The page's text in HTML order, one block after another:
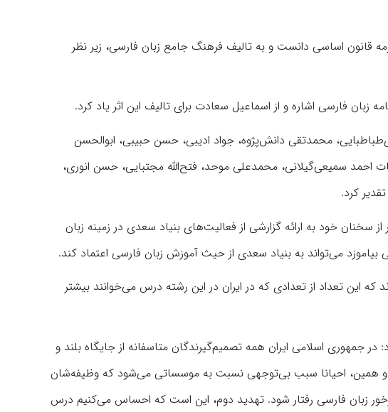
قانون اساسی دانست و به تالیف فرهنگ جامع زبان فارسی، زیر نظر
زبان فارسی اشاره و از اسماعیل سعادت برای تالیف این اثر یاد کرد.
محمدتقی دانش‌پژوه، جواد ادیبی، حسن حبیبی، ابوالحسن
احمد سمیعی‌گیلانی، محمدعلی موحد، فتح‌الله مجتبایی، حسن انوری،
کرد.
خود به ارائه گزارشی از فعالیت‌های بنیاد سعدی در زمینه زبان
می‌تواند به بنیاد سعدی از حیث آموزش زبان فارسی اعتماد کند.
این تعداد از تعدادی که در ایران در این رشته درس می‌خوانند بیشتر
جمهوری اسلامی ایران همه تصمیم‌گیرندگان متاسفانه از جایگاه بلند و
و همین، احیانا سبب بی‌توجهی نسبت به موسساتی می‌شود که وظیفه‌شان
زبان فارسی رفتار شود. تهدید دوم، این است که احساس می‌کنیم درس